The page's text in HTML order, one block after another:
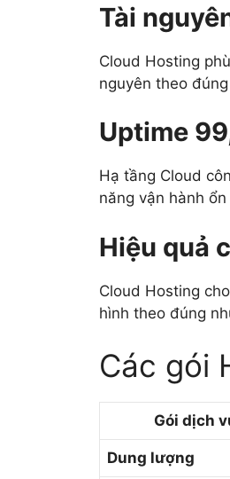
Tài
Cloud Hosting
nguyên theo
Uptime
Hạ tầng Cloud
năng vận hành
Hiệu quả
Cloud Hosting
hình theo đúng
Các gói
Gói dịch
Dung lượng